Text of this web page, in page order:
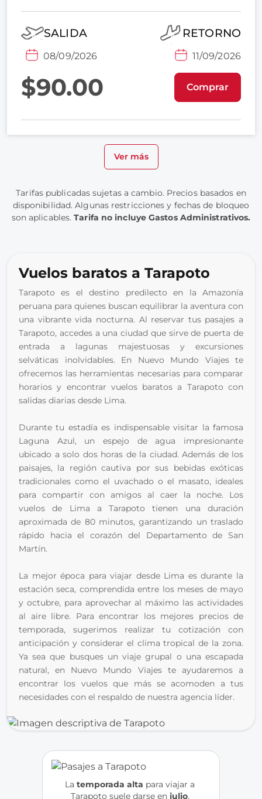
SALIDA RETORNO
08/09/2026 11/09/2026
$90.00 Comprar
Ver más
Tarifas publicadas sujetas a cambio. Precios basados en
disponibilidad. Algunas restricciones y fechas de bloqueo
son aplicables.Tarifa no incluye Gastos Administrativos.
Vuelos baratos a Tarapoto
Tarapoto es el destino predilecto en la Amazonía
peruana para quienes buscan equilibrar la aventura con
una vibrante vida nocturna. Al reservar tus pasajes a
Tarapoto, accedes a una ciudad que sirve de puerta de
entrada a lagunas majestuosas y excursiones
selváticas inolvidables. En Nuevo Mundo Viajes te
ofrecemos las herramientas necesarias para comparar
horarios y encontrar vuelos baratos a Tarapoto con
salidas diarias desde Lima.
Durante tu estadía es indispensable visitar la famosa
Laguna Azul, un espejo de agua impresionante
ubicado a solo dos horas de la ciudad. Además de los
paisajes, la región cautiva por sus bebidas exóticas
tradicionales como el uvachado o el masato, ideales
para compartir con amigos al caer la noche. Los
vuelos de Lima a Tarapoto tienen una duración
aproximada de 80 minutos, garantizando un traslado
rápido hacia el corazón del Departamento de San
Martín.
La mejor época para viajar desde Lima es durante la
estación seca, comprendida entre los meses de mayo
y octubre, para aprovechar al máximo las actividades
al aire libre. Para encontrar los mejores precios de
temporada, sugerimos realizar tu cotización con
anticipación y considerar el clima tropical de la zona.
Ya sea que busques un viaje grupal o una escapada
natural, en Nuevo Mundo Viajes te ayudaremos a
encontrar los vuelos que más se acomoden a tus
necesidades con el respaldo de nuestra agencia líder.
La temporada alta para viajar a
Tarapoto suele darse en julio,